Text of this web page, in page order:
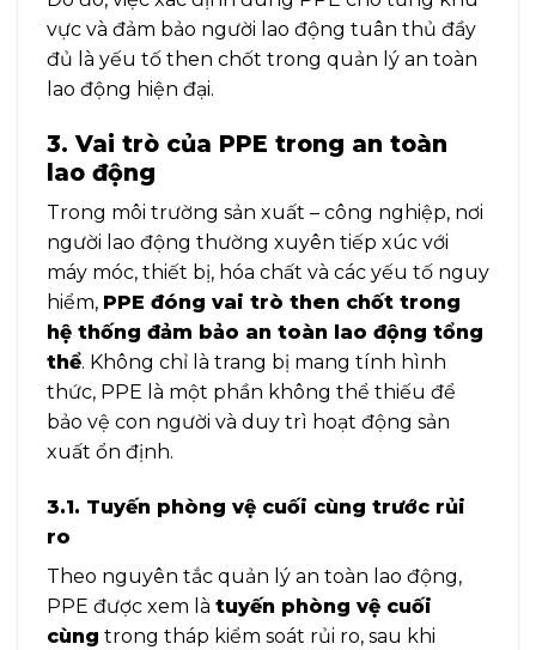
vực và đảm bảo người lao động tuân thủ đầy
đủ là yếu tố then chốt trong quản lý an toàn
lao động hiện đại.
3. Vai trò của PPE trong an toàn
lao động
Trong môi trường sản xuất – công nghiệp, nơi
người lao động thường xuyên tiếp xúc với
máy móc, thiết bị, hóa chất và các yếu tố nguy
hiểm, PPE đóng vai trò then chốt trong
hệ thống đảm bảo an toàn lao động tổng
thể. Không chỉ là trang bị mang tính hình
thức, PPE là một phần không thể thiếu để
bảo vệ con người và duy trì hoạt động sản
xuất ổn định.
3.1. Tuyến phòng vệ cuối cùng trước rủi
ro
Theo nguyên tắc quản lý an toàn lao động,
PPE được xem là tuyến phòng vệ cuối
cùng trong tháp kiểm soát rủi ro, sau khi